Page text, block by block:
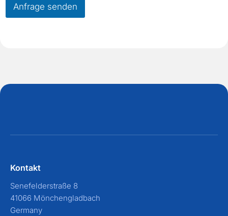
Anfrage senden
Kontakt
Senefelderstraße 8
41066 Mönchengladbach
Germany